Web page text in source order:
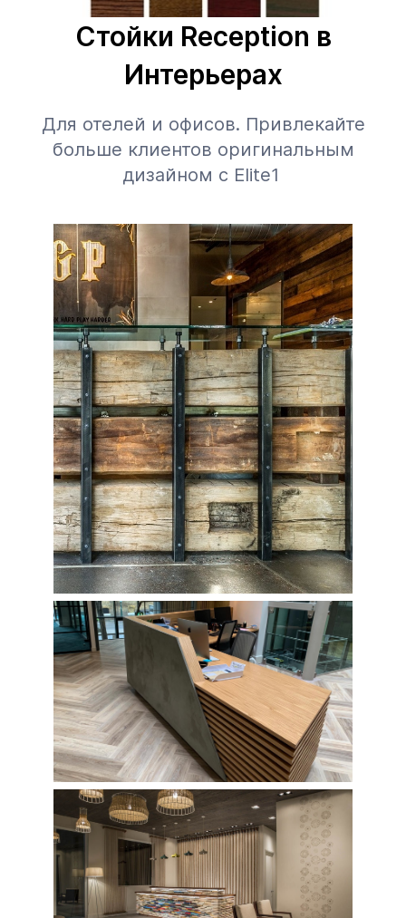
Стойки Reception в
Интерьерах
Для отелей и офисов. Привлекайте
больше клиентов оригинальным
дизайном с Elite1